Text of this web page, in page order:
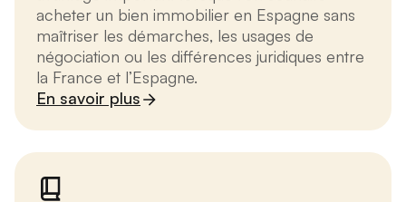
acheter un bien immobilier en Espagne sans
maîtriser les démarches, les usages de
négociation ou les différences juridiques entre
la France et l’Espagne.
En savoir plus